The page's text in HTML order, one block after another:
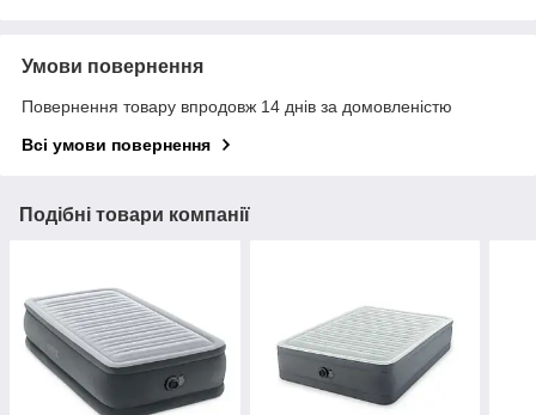
Умови повернення
Повернення товару впродовж 14 днів за домовленістю
Всі умови повернення
Подібні товари компанії